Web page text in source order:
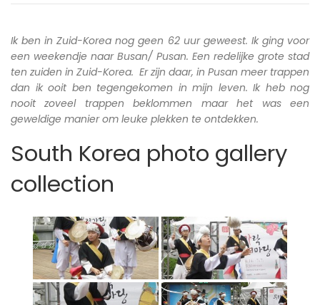
Ik ben in Zuid-Korea nog geen 62 uur geweest. Ik ging voor
een weekendje naar Busan/ Pusan. Een redelijke grote stad
ten zuiden in Zuid-Korea. Er zijn daar, in Pusan meer trappen
dan ik ooit ben tegengekomen in mijn leven. Ik heb nog
nooit zoveel trappen beklommen maar het was een
geweldige manier om leuke plekken te ontdekken.
South Korea photo gallery
collection